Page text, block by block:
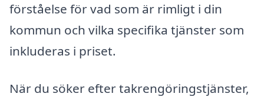
förståelse för vad som är rimligt i din
kommun och vilka specifika tjänster som
inkluderas i priset.
När du söker efter takrengöringstjänster,